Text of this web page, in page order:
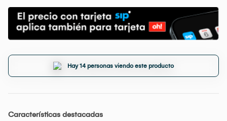
Hay 14 personas viendo este producto
Características destacadas